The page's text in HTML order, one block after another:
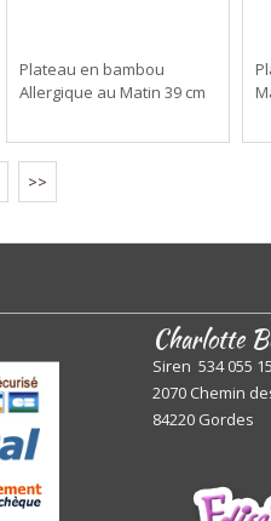
Plateau en bambou
Allergique au Matin 39 cm
>>
Charlotte
Siren 534 055
2070 Chemin
84220 Gordes